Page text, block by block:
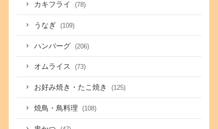
カキフライ (78)
うなぎ (109)
ハンバーグ (206)
オムライス (73)
お好み焼き・たこ焼き (125)
焼鳥・鳥料理 (108)